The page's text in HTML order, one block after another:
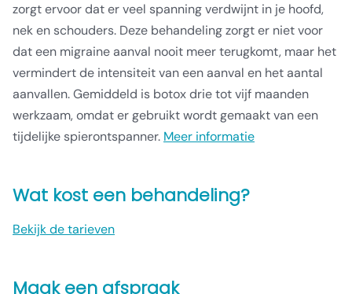
zorgt ervoor dat er veel spanning verdwijnt in je hoofd,
nek en schouders. Deze behandeling zorgt er niet voor
dat een migraine aanval nooit meer terugkomt, maar het
vermindert de intensiteit van een aanval en het aantal
aanvallen. Gemiddeld is botox drie tot vijf maanden
werkzaam, omdat er gebruikt wordt gemaakt van een
tijdelijke spierontspanner. Meer informatie
Wat kost een behandeling?
Bekijk de tarieven
Maak een afspraak